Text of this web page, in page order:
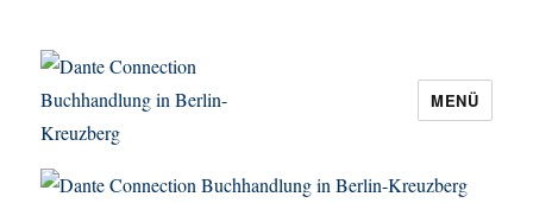
Dante Connection Buchhandlung in
MENÜ